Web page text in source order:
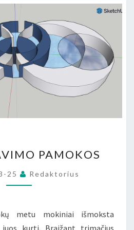
PAMOKOS
PAMOKOS
25 Redaktorius
metu mokiniai išmoksta